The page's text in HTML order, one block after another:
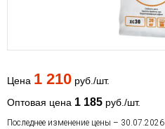
Цена 1 210 руб./шт.
Оптовая цена 1 185 руб./шт.
Последнее изменение цены – 30.07.2026